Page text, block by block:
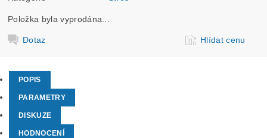
Položka byla vyprodána...
Dotaz Hlídat cenu
POPIS
PARAMETRY
DISKUZE
HODNOCENÍ